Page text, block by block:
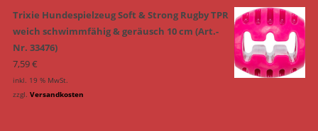
Trixie Hundespielzeug Soft & Strong Rugby TPR
weich schwimmfähig & geräusch 10 cm (Art.-
Nr. 33476)
7,59€
inkl. 19 % MwSt.
zzgl. Versandkosten